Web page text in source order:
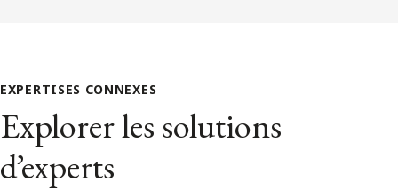
EXPERTISES CONNEXES
Explorer les solutions
d’experts